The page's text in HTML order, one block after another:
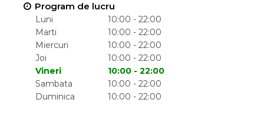
Program de lucru
Luni
10:00 - 22:00
Marti
10:00 - 22:00
Miercuri
10:00 - 22:00
Joi
10:00 - 22:00
Vineri
10:00 - 22:00
Sambata
10:00 - 22:00
Duminica
10:00 - 22:00